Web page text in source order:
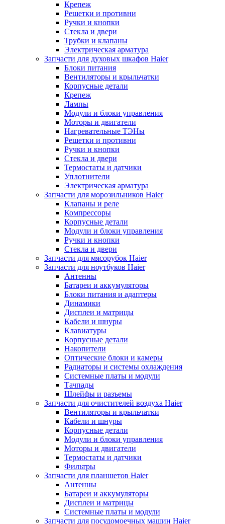
Крепеж
Решетки и противни
Ручки и кнопки
Стекла и двери
Трубки и клапаны
Электрическая арматура
Запчасти для духовых шкафов Haier
Блоки питания
Вентиляторы и крыльчатки
Корпусные детали
Крепеж
Лампы
Модули и блоки управления
Моторы и двигатели
Нагревательные ТЭНы
Решетки и противни
Ручки и кнопки
Стекла и двери
Термостаты и датчики
Уплотнители
Электрическая арматура
Запчасти для морозильников Haier
Клапаны и реле
Компрессоры
Корпусные детали
Модули и блоки управления
Ручки и кнопки
Стекла и двери
Запчасти для мясорубок Haier
Запчасти для ноутбуков Haier
Антенны
Батареи и аккумуляторы
Блоки питания и адаптеры
Динамики
Дисплеи и матрицы
Кабели и шнуры
Клавиатуры
Корпусные детали
Накопители
Оптические блоки и камеры
Радиаторы и системы охлаждения
Системные платы и модули
Тачпады
Шлейфы и разъемы
Запчасти для очистителей воздуха Haier
Вентиляторы и крыльчатки
Кабели и шнуры
Корпусные детали
Модули и блоки управления
Моторы и двигатели
Термостаты и датчики
Фильтры
Запчасти для планшетов Haier
Антенны
Батареи и аккумуляторы
Дисплеи и матрицы
Системные платы и модули
Запчасти для посудомоечных машин Haier